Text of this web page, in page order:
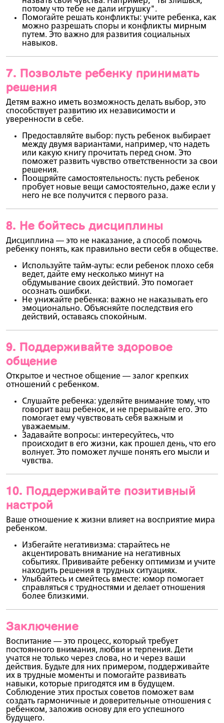
потому что тебе не дали игрушку".
Помогайте решать конфликты: учите ребенка, как
можно разрешать споры и конфликты мирным
путем. Это важно для развития социальных
навыков.
7. Позвольте ребенку принимать
решения
Детям важно иметь возможность делать выбор, это
способствует развитию их независимости и
уверенности в себе.
Предоставляйте выбор: пусть ребенок выбирает
между двумя вариантами, например, что надеть
или какую книгу прочитать перед сном. Это
поможет развить чувство ответственности за свои
решения.
Поощряйте самостоятельность: пусть ребенок
пробует новые вещи самостоятельно, даже если у
него не все получится с первого раза.
8. Не бойтесь дисциплины
Дисциплина — это не наказание, а способ помочь
ребенку понять, как правильно вести себя в обществе.
Используйте тайм-ауты: если ребенок плохо себя
ведет, дайте ему несколько минут на
обдумывание своих действий. Это помогает
осознать ошибки.
Не унижайте ребенка: важно не наказывать его
эмоционально. Объясняйте последствия его
действий, оставаясь спокойным.
9. Поддерживайте здоровое
общение
Открытое и честное общение — залог крепких
отношений с ребенком.
Слушайте ребенка: уделяйте внимание тому, что
говорит ваш ребенок, и не прерывайте его. Это
помогает ему чувствовать себя важным и
уважаемым.
Задавайте вопросы: интересуйтесь, что
происходит в его жизни, как прошел день, что его
волнует. Это поможет лучше понять его мысли и
чувства.
10. Поддерживайте позитивный
настрой
Ваше отношение к жизни влияет на восприятие мира
ребенком.
Избегайте негативизма: старайтесь не
акцентировать внимание на негативных
событиях. Прививайте ребенку оптимизм и учите
находить решения в трудных ситуациях.
Улыбайтесь и смейтесь вместе: юмор помогает
справляться с трудностями и делает отношения
более близкими.
Заключение
Воспитание — это процесс, который требует
постоянного внимания, любви и терпения. Дети
учатся не только через слова, но и через ваши
действия. Будьте для них примером, поддерживайте
их в трудные моменты и помогайте развивать
навыки, которые пригодятся им в будущем.
Соблюдение этих простых советов поможет вам
создать гармоничные и доверительные отношения с
ребенком, заложив основу для его успешного
будущего.